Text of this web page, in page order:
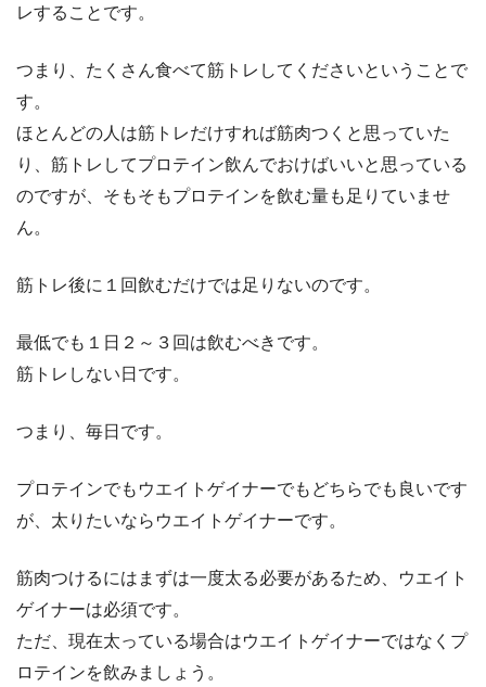
レすることです。
つまり、たくさん食べて筋トレしてくださいということで
す。
ほとんどの人は筋トレだけすれば筋肉つくと思っていた
り、筋トレしてプロテイン飲んでおけばいいと思っている
のですが、そもそもプロテインを飲む量も足りていませ
ん。
筋トレ後に１回飲むだけでは足りないのです。
最低でも１日２～３回は飲むべきです。
筋トレしない日です。
つまり、毎日です。
プロテインでもウエイトゲイナーでもどちらでも良いです
が、太りたいならウエイトゲイナーです。
筋肉つけるにはまずは一度太る必要があるため、ウエイト
ゲイナーは必須です。
ただ、現在太っている場合はウエイトゲイナーではなくプ
ロテインを飲みましょう。